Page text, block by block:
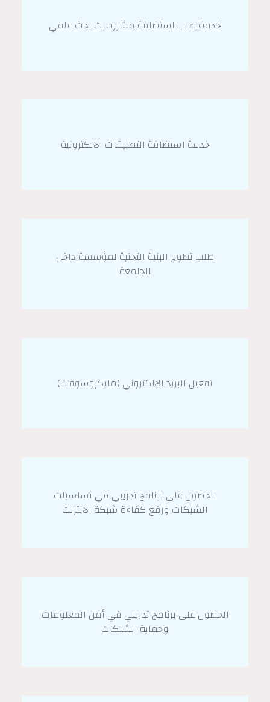
خدمة طلب استضافة مشروعات بحث علمي
خدمة استضافة التطبيقات الالكترونية
طلب تطوير البنية التحتية لمؤسسة داخل
الجامعة
تفعيل البريد الالكتروني (مايكروسوفت)
الحصول على برنامج تدريبي في أساسيات
الشبكات ورفع كفاءة شبكة الانترنت
الحصول على برنامج تدريبي في أمن المعلومات
وحماية الشبكات